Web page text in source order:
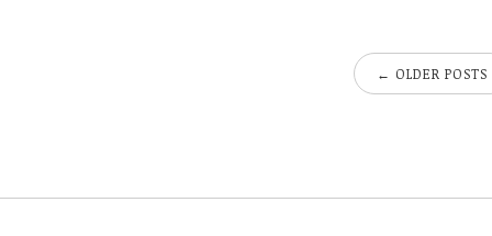
← OLDER POSTS